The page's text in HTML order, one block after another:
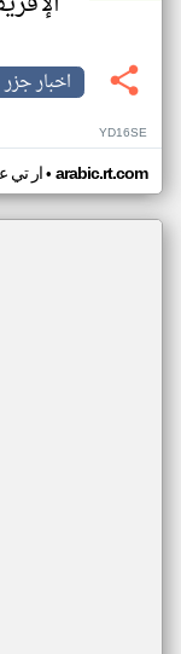
اخبار جزر
YD16SE
ار تي• arabic.rt.com